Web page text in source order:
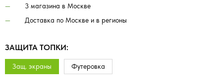
3 магазина в Москве
Доставка по Москве и в регионы
ЗАЩИТА ТОПКИ:
Защ. экраны Футеровка